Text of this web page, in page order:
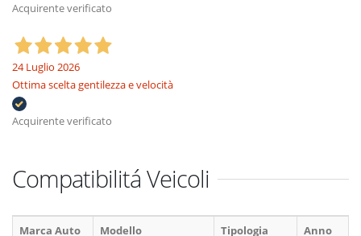
Acquirente verificato
24 Luglio 2026
Ottima scelta gentilezza e velocità
Acquirente verificato
Compatibilitá Veicoli
Marca Auto Modello Tipologia
Anno